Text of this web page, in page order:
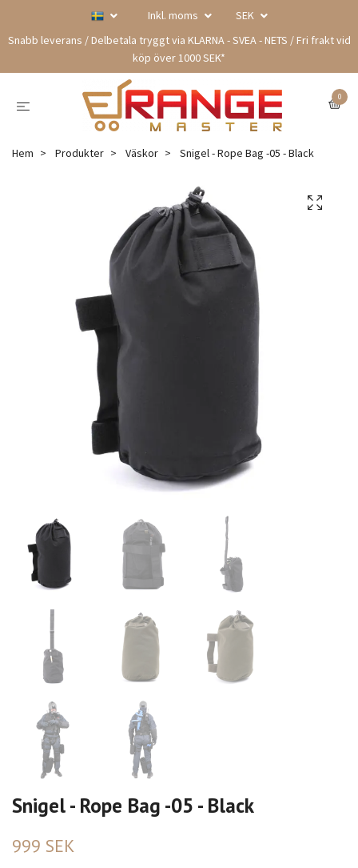
Inkl. moms
SEK
Snabb leverans / Delbetala tryggt via KLARNA - SVEA - NETS / Fri frakt vid
köp över 1000 SEK*
0
Hem Produkter Väskor Snigel - Rope Bag -05 - Black
Snigel - Rope Bag -05 - Black
999 SEK